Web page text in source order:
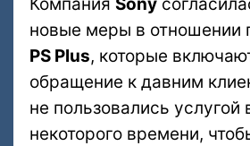
Компания Sony
новые меры в отношении
PS Plus, которые
обращение к давним
не пользовались услугой
некоторого времени,